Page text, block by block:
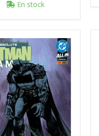
En stock